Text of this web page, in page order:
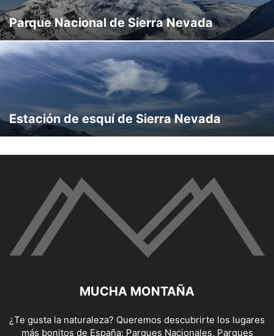
Parque Nacional de Sierra Nevada
Estación de esquí de Sierra Nevada
MUCHA MONTAÑA
¿Te gusta la naturaleza? Queremos descubrirte los lugares
más bonitos de España: Parques Nacionales, Parques